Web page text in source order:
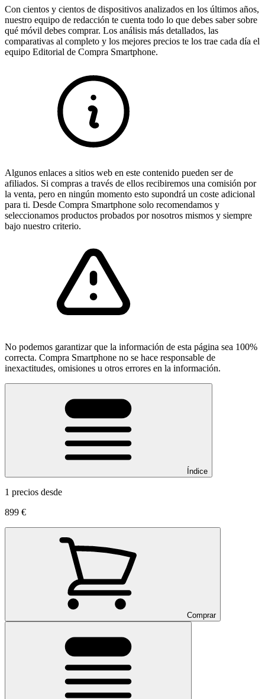
Con cientos y cientos de dispositivos analizados en los últimos años,
nuestro equipo de redacción te cuenta todo lo que debes saber sobre
qué móvil debes comprar. Los análisis más detallados, las
comparativas al completo y los mejores precios te los trae cada día el
equipo Editorial de Compra Smartphone.
Algunos enlaces a sitios web en este contenido pueden ser de
afiliados. Si compras a través de ellos recibiremos una comisión por
la venta, pero en ningún momento esto supondrá un coste adicional
para ti. Desde Compra Smartphone solo recomendamos y
seleccionamos productos probados por nosotros mismos y siempre
bajo nuestro criterio.
No podemos garantizar que la información de esta página sea 100%
correcta. Compra Smartphone no se hace responsable de
inexactitudes, omisiones u otros errores en la información.
Índice
1 precios desde
899 €
Comprar